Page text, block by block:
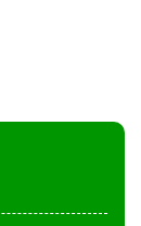
án, Sổ
vụ “Bảo